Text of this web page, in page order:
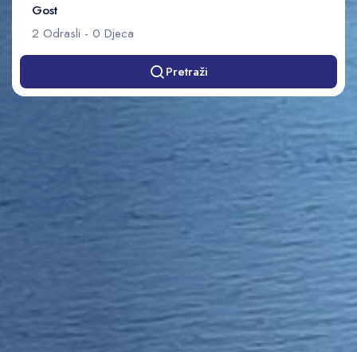
Gost
2 Odrasli - 0 Djeca
Pretraži